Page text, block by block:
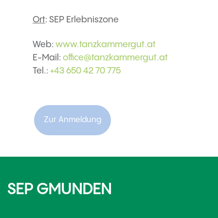
Ort: SEP Erlebniszone
Web: www.tanzkammergut.at
E-Mail: office@tanzkammergut.at
Tel.: +43 650 42 70 775
Zur Anmeldung
SEP GMUNDEN